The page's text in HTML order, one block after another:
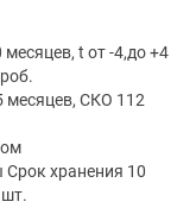
t от -4,до +4
месяцев, СКО 112
хранения 10
шт.